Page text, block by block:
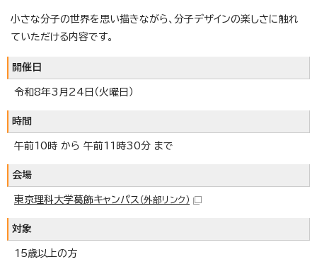
小さな分子の世界を思い描きながら、分子デザインの楽しさに触れ
ていただける内容です。
開催日
令和8年3月24日（火曜日）
時間
午前10時 から 午前11時30分 まで
会場
東京理科大学葛飾キャンパス （外部リンク）
対象
15歳以上の方